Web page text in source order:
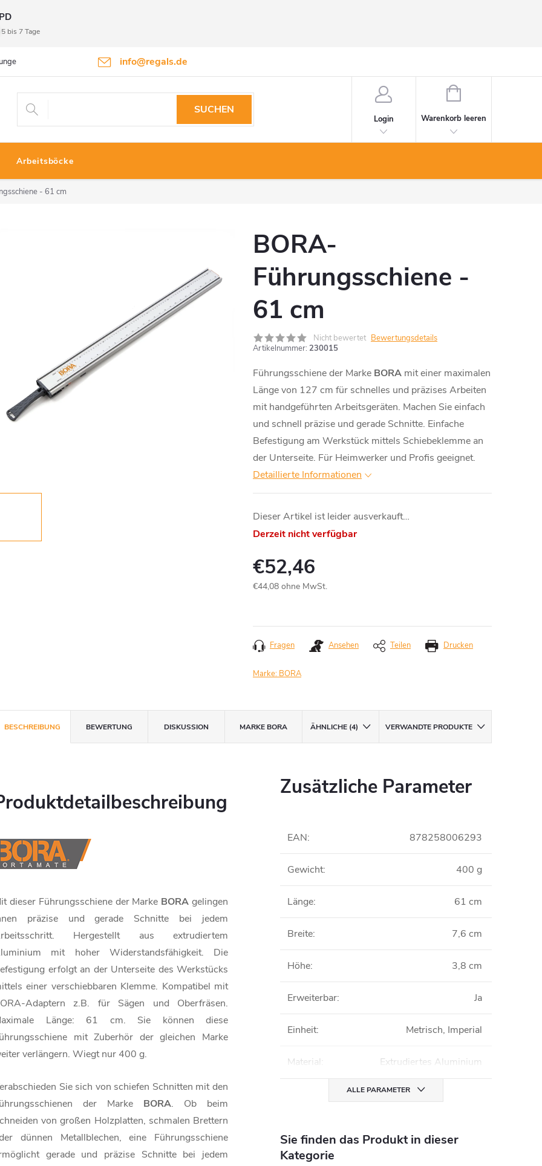
5 bis 7 Tage
info@regals.de
Datenschutzbestimmungen Rückgabeinformationen
SUCHEN
Login
WARENKORB
Warenkorb leeren
Arbeitsböcke
- 61 cm
BORA-
Führungsschiene -
61 cm
Nicht bewertet Bewertungsdetails
Artikelnummer: 230015
Führungsschiene der Marke BORA mit einer maximalen
Länge von 127 cm für schnelles und präzises Arbeiten
mit handgeführten Arbeitsgeräten. Machen Sie einfach
und schnell präzise und gerade Schnitte. Einfache
Befestigung am Werkstück mittels Schiebeklemme an
der Unterseite. Für Heimwerker und Profis geeignet.
Detaillierte Informationen
Dieser Artikel ist leider ausverkauft…
Derzeit nicht verfügbar
€52,46
€44,08 ohne MwSt.
Drucken
Fragen Ansehen Teilen
Marke: BORA
BESCHREIBUNG BEWERTUNG DISKUSSION MARKEBORA ÄHNLICHE (4) VERWANDTE PRODUKTE
dieser Führungsschiene der Marke BORA gelingen
präzise und gerade Schnitte bei jedem
Hergestellt aus extrudiertem
mit hoher Widerstandsfähigkeit. Die
erfolgt an der Unterseite des Werkstücks
einer verschiebbaren Klemme. Kompatibel mit
Adaptern z.B. für Sägen und Oberfräsen.
Länge: 61 cm. Sie können diese
mit Zuberhör der gleichen Marke
verlängern. Wiegt nur 400 g.
Sie sich von schiefen Schnitten mit den
der Marke BORA. Ob beim
von großen Holzplatten, schmalen Brettern
dünnen Metallblechen, eine Führungsschiene
gerade und präzise Schnitte bei jedem
Zusätzliche Parameter
EAN: 878258006293
Gewicht: 400 g
Länge: 61 cm
Breite: 7,6 cm
Höhe: 3,8 cm
Erweiterbar: Ja
Einheit: Metrisch, Imperial
Material: Extrudiertes Aluminium
ALLE PARAMETER
Sie finden das Produkt in dieser
Kategorie